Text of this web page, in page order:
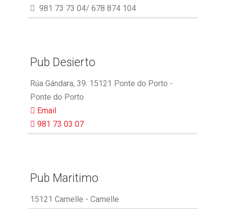
981 73 73 04/ 678 874 104
Pub Desierto
Rúa Gándara, 39. 15121 Ponte do Porto -
Ponte do Porto
Email
981 73 03 07
Pub Maritimo
15121 Camelle - Camelle